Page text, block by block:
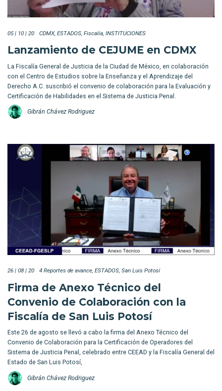
05 | 10 | 20 CDMX ESTADOS Fiscalía INSTITUCIONES
Lanzamiento de CEJUME en CDMX
La Fiscalía General de Justicia de la Ciudad de México, en colaboración
con el Centro de Estudios sobre la Enseñanza y el Aprendizaje del
Derecho A.C. suscribió el convenio de colaboración para la Evaluación y
Certificación de Habilidades en el Sistema de Justicia Penal.
Gibrán Chávez Rodriguez
26 | 08 | 20 4 Reportes de avance ESTADOS San Luis Potosí
Firma de Anexo Técnico del
Convenio de Colaboración con la
Fiscalía de San Luis Potosí
Este 26 de agosto se llevó a cabo la firma del Anexo Técnico del
Convenio de Colaboración para la Certificación de Operadores del
Sistema de Justicia Penal, celebrado entre CEEAD y la Fiscalía General del
Estado de San Luis Potosí,
Gibrán Chávez Rodriguez